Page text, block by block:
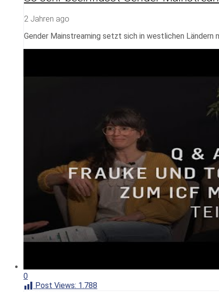
2 Jahren ago
Gender Mainstreaming setzt sich in westlichen Ländern
0
Post Views: 1.788